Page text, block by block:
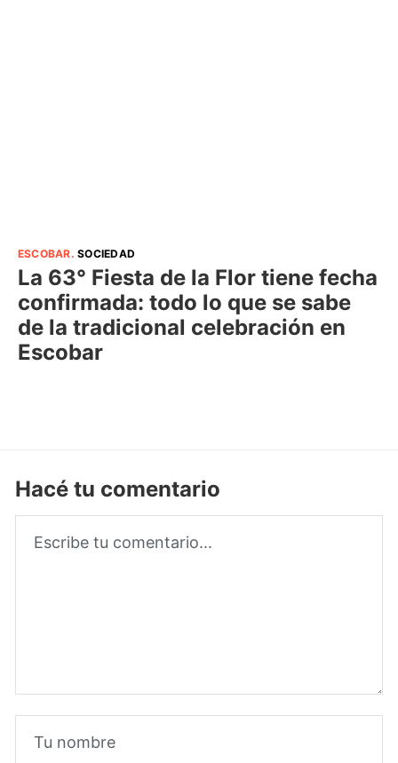
ESCOBAR.SOCIEDAD
La 63° Fiesta de la Flor tiene fecha
confirmada: todo lo que se sabe
de la tradicional celebración en
Escobar
Hacé tu comentario